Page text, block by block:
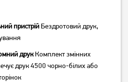
пристрій Бездротовий друк,
друкКомплект змінних
друк 4500 чорно-білих або